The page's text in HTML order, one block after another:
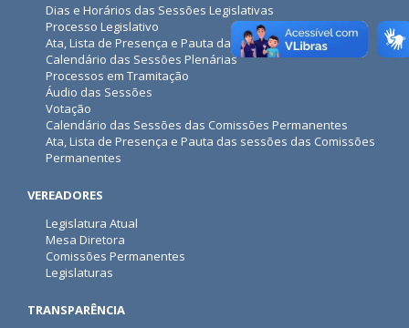
Dias e Horários das Sessões Legislativas
Processo Legislativo
Ata, Lista de Presença e Pauta das sessões Plenárias
Calendário das Sessões Plenárias
Processos em Tramitação
Áudio das Sessões
Votação
Calendário das Sessões das Comissões Permanentes
Ata, Lista de Presença e Pauta das sessões das Comissões
Permanentes
VEREADORES
Legislatura Atual
Mesa Diretora
Comissões Permanentes
Legislaturas
TRANSPARÊNCIA